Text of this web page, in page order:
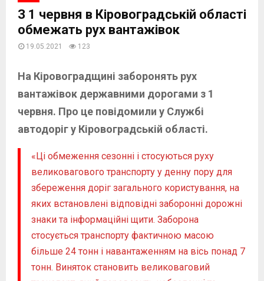
З 1 червня в Кіровоградській області
обмежать рух вантажівок
19.05.2021 123
На Кіровоградщині заборонять рух
вантажівок державними дорогами з 1
червня. Про це повідомили у Службі
автодоріг у Кіровоградській області.
«Ці обмеження сезонні і стосуються руху
великовагового транспорту у денну пору для
збереження доріг загального користування, на
яких встановлені відповідні заборонні дорожні
знаки та інформаційні щити. Заборона
стосується транспорту фактичною масою
більше 24 тонн і навантаженням на вісь понад 7
тонн. Виняток становить великоваговий